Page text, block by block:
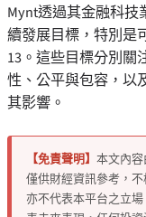
Mynt透過其金融科
續發展目標，特別是
13。這些目標分別關
性、公平與包容，以
其影響。
【免責聲明】 本文內容
僅供財經資訊參考，
亦不代表本平台之立